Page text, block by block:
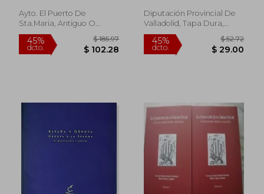
Roche
Ayto. El Puerto De
Sta.Maria, Antiguo O
Usado,Usado
Letras. Departamento De
Historia Del Arte
Diputación Provincial De
Valladolid, Tapa Dura,
Usado